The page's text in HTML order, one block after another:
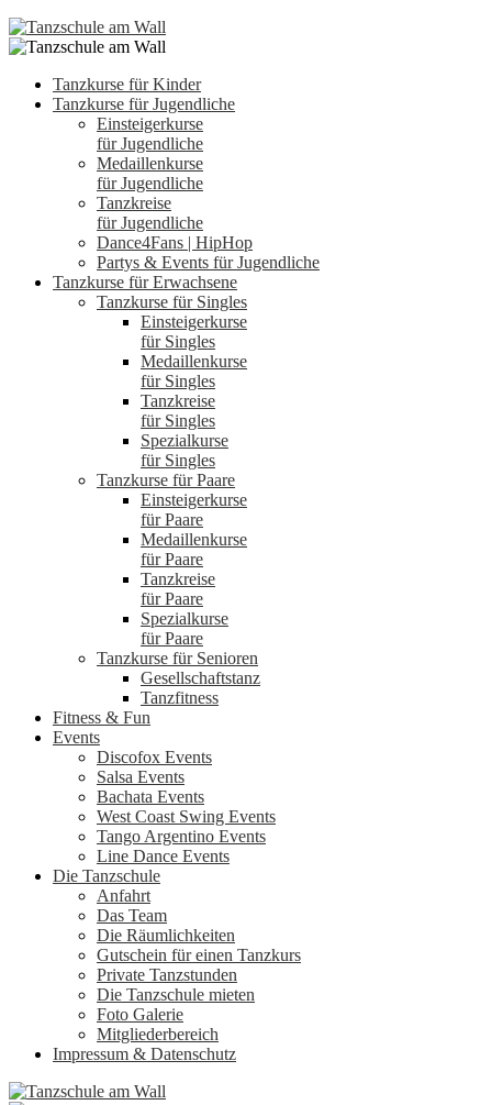
Tanzkurse für Kinder
Tanzkurse für Jugendliche
Einsteigerkurse
für Jugendliche
Medaillenkurse
für Jugendliche
Tanzkreise
für Jugendliche
Dance4Fans | HipHop
Partys & Events für Jugendliche
Tanzkurse für Erwachsene
Tanzkurse für Singles
Einsteigerkurse
für Singles
Medaillenkurse
für Singles
Tanzkreise
für Singles
Spezialkurse
für Singles
Tanzkurse für Paare
Einsteigerkurse
für Paare
Medaillenkurse
für Paare
Tanzkreise
für Paare
Spezialkurse
für Paare
Tanzkurse für Senioren
Gesellschaftstanz
Tanzfitness
Fitness & Fun
Events
Discofox Events
Salsa Events
Bachata Events
West Coast Swing Events
Tango Argentino Events
Line Dance Events
Die Tanzschule
Anfahrt
Das Team
Die Räumlichkeiten
Gutschein für einen Tanzkurs
Private Tanzstunden
Die Tanzschule mieten
Foto Galerie
Mitgliederbereich
Impressum & Datenschutz